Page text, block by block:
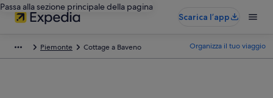
Passa alla sezione principale della pagina
Scarica l’app
Piemonte Cottage a Baveno Organizza il tuo viaggio